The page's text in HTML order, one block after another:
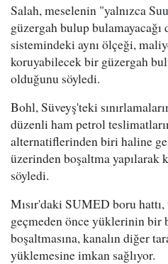
Salah, meselenin "yalnızca
güzergah bulup
sistemindeki aynı ölçeği,
koruyabilecek bir güzergah
olduğunu söyledi.
Bohl, Süveyş'teki
düzenli ham petrol
alternatiflerinden biri haline
üzerinden boşaltma yapılarak
söyledi.
Mısır'daki SUMED boru
geçmeden önce yüklerinin bir
boşaltmasına, kanalın diğer
yüklemesine imkan sağlıyor.